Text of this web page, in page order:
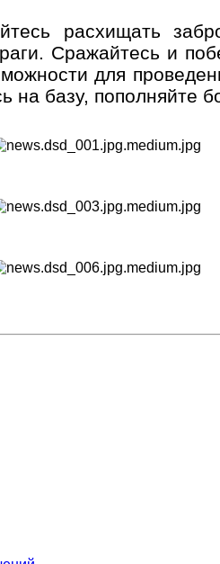
расхищать
Сражайтесь и
для
на базу, пополняйте